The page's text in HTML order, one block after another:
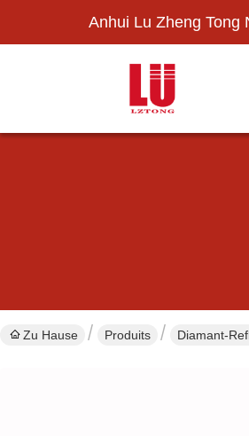
Anhui Lu Zheng Tong
Zu Hause Produits Diamant-